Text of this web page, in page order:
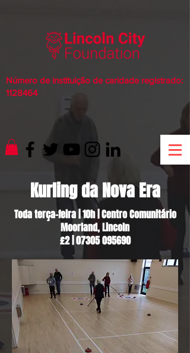
Número de instituição de caridade registrado:
1128464
Kurling da Nova Era
Toda terça-feira | 10h | Centro Comunitário
Moorland, Lincoln
£2 | 07305 095690